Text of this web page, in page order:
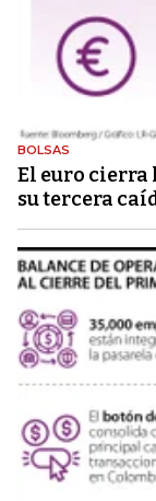
BOLSAS
El euro cierra
su tercera